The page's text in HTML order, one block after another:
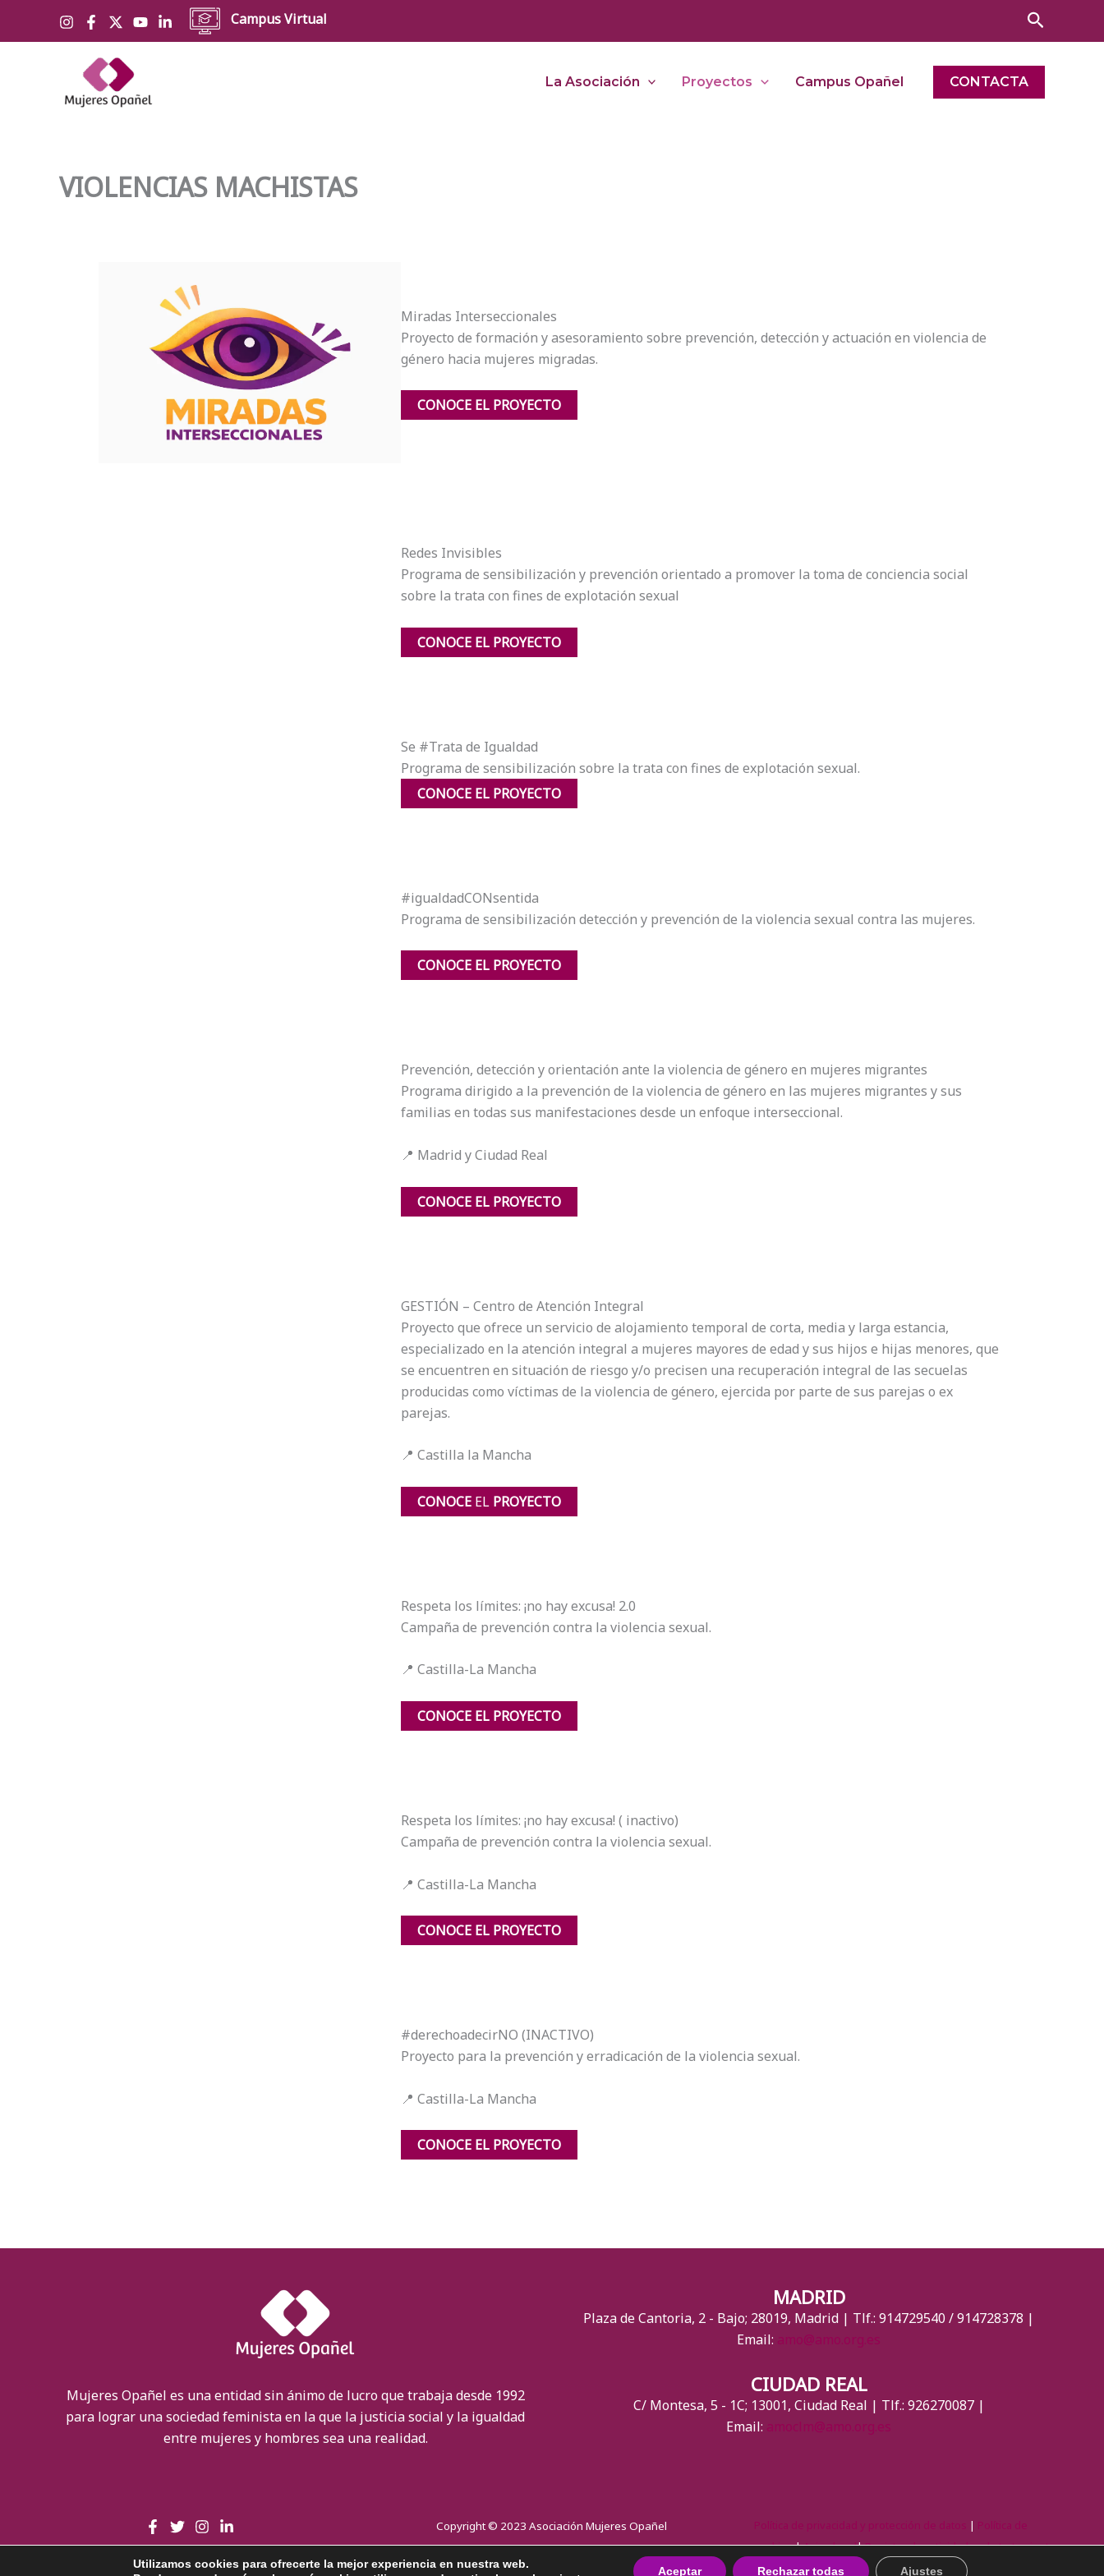
Campus Virtual Buscar
La Asociación Proyectos Campus Opañel CONTACTA
VIOLENCIAS MACHISTAS
Miradas Interseccionales
Proyecto de formación y asesoramiento sobre prevención, detección y actuación en violencia de
género hacia mujeres migradas.
CONOCE EL PROYECTO
Redes Invisibles
Programa de sensibilización y prevención orientado a promover la toma de conciencia social
sobre la trata con fines de explotación sexual
CONOCE EL PROYECTO
Se #Trata de Igualdad
Programa de sensibilización sobre la trata con fines de explotación sexual.
CONOCE EL PROYECTO
#igualdadCONsentida
Programa de sensibilización detección y prevención de la violencia sexual contra las mujeres.
CONOCE EL PROYECTO
Prevención, detección y orientación ante la violencia de género en mujeres migrantes
Programa dirigido a la prevención de la violencia de género en las mujeres migrantes y sus
familias en todas sus manifestaciones desde un enfoque interseccional.
📍 Madrid y Ciudad Real
CONOCE EL PROYECTO
GESTIÓN – Centro de Atención Integral
Proyecto que ofrece un servicio de alojamiento temporal de corta, media y larga estancia,
especializado en la atención integral a mujeres mayores de edad y sus hijos e hijas menores, que
se encuentren en situación de riesgo y/o precisen una recuperación integral de las secuelas
producidas como víctimas de la violencia de género, ejercida por parte de sus parejas o ex
parejas.
📍 Castilla la Mancha
CONOCE ELPROYECTO
Respeta los límites: ¡no hay excusa! 2.0
Campaña de prevención contra la violencia sexual.
📍 Castilla-La Mancha
CONOCE EL PROYECTO
Respeta los límites: ¡no hay excusa! ( inactivo)
Campaña de prevención contra la violencia sexual.
📍 Castilla-La Mancha
CONOCE EL PROYECTO
#derechoadecirNO (INACTIVO)
Proyecto para la prevención y erradicación de la violencia sexual.
📍 Castilla-La Mancha
CONOCE EL PROYECTO
Mujeres Opañel es una entidad sin ánimo de lucro que trabaja desde 1992
para lograr una sociedad feminista en la que la justicia social y la igualdad
entre mujeres y hombres sea una realidad.
MADRID
Plaza de Cantoria, 2 - Bajo; 28019, Madrid | Tlf.: 914729540 / 914728378 |
Email: amo@amo.org.es
CIUDAD REAL
C/ Montesa, 5 - 1C; 13001, Ciudad Real | Tlf.: 926270087 |
Email: amoclm@amo.org.es
Copyright © 2023 Asociación Mujeres Opañel Política de privacidad y protección de datos | Política de
cookies|Aviso legal|Registro de actividades de tratamiento
Utilizamos cookies para ofrecerte la mejor experiencia en nuestra web.
Aceptar Rechazar todas Ajustes